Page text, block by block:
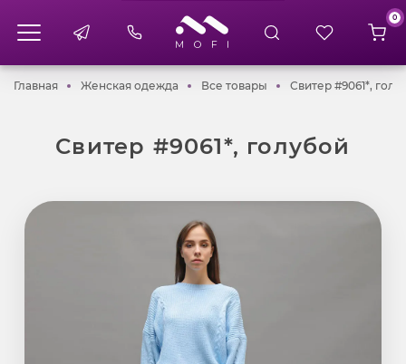
0
ГлавнаяГлавнаяЖенская одежда Женская одежда
Все товары Все товары
Свитер #9061*,
Свитер #9061*, голубой